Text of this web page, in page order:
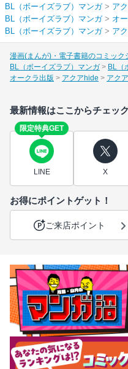
BL（ボーイズラブ）マンガ> ア
BL（ボーイズラブ）マンガ> オ
BL（ボーイズラブ）マンガ> ア
漫画(まんが)・電子書籍のコミック
BL（ボーイズラブ）マンガ
BL（
オークラ出版
アクアhide アク
最新情報はここからチェック
限定特典GET
LINE X
お得にポイントゲット！
ご来店ポイント